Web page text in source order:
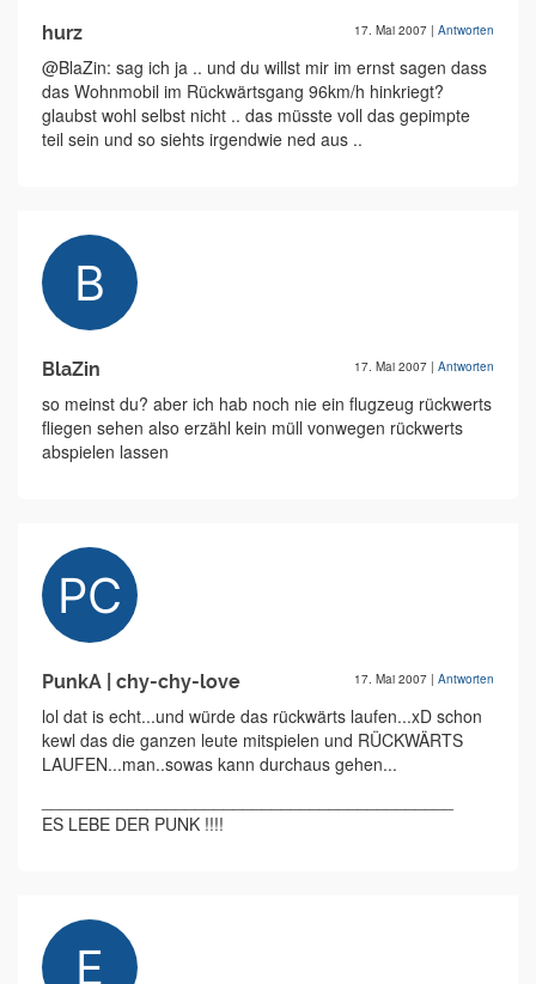
hurz 17. Mai 2007 | Antworten
@BlaZin: sag ich ja .. und du willst mir im ernst sagen dass
das Wohnmobil im Rückwärtsgang 96km/h hinkriegt?
glaubst wohl selbst nicht .. das müsste voll das gepimpte
teil sein und so siehts irgendwie ned aus ..
BlaZin 17. Mai 2007 | Antworten
so meinst du? aber ich hab noch nie ein flugzeug rückwerts
fliegen sehen also erzähl kein müll vonwegen rückwerts
abspielen lassen
PunkA | chy-chy-love 17. Mai 2007 | Antworten
lol dat is echt...und würde das rückwärts laufen...xD schon
kewl das die ganzen leute mitspielen und RÜCKWÄRTS
LAUFEN...man..sowas kann durchaus gehen...
ES LEBE DER PUNK !!!!